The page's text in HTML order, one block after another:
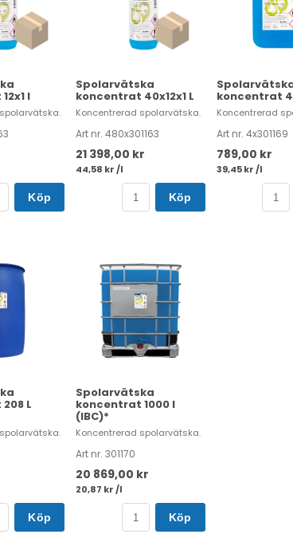
l
Köp
Spolarvätska
koncentrat 40x12x1 L
Koncentrerad spolarvätska.
Art nr. 480x301163
21 398,00 kr
44,58 kr /l
Köp
koncentrat
Koncentrerad
Art nr. 4x301169
789,00 kr
39,45 kr /l
L
Köp
Spolarvätska
koncentrat 1000 l
(IBC)*
Koncentrerad spolarvätska.
Art nr. 301170
20 869,00 kr
20,87 kr /l
Köp